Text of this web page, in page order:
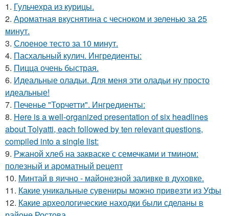
1. Гульчехра из курицы.
2. Ароматная вкуснятина с чесноком и зеленью за 25
минут.
3. Слоеное тесто за 10 минут.
4. Пасхальный кулич. Ингредиенты:
5. Пицца очень быстрая.
6. Идеальные оладьи. Для меня эти оладьи ну просто
идеальные!
7. Печенье "Торчетти". Ингредиенты:
8. Here is a well-organized presentation of six headlines
about Tolyatti, each followed by ten relevant questions,
compiled into a single list:
9. Ржаной хлеб на закваске с семечками и тмином:
полезный и ароматный рецепт
10. Минтай в яично - майонезной заливке в духовке.
11. Какие уникальные сувениры можно привезти из Уфы
12. Какие археологические находки были сделаны в